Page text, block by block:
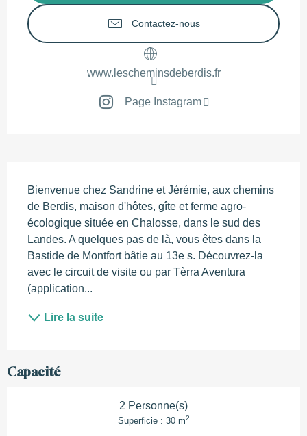
Contactez-nous
www.lescheminsdeberdis.fr
Page Instagram
Bienvenue chez Sandrine et Jérémie, aux chemins
de Berdis, maison d'hôtes, gîte et ferme agro-
écologique située en Chalosse, dans le sud des
Landes. A quelques pas de là, vous êtes dans la
Bastide de Montfort bâtie au 13e s. Découvrez-la
avec le circuit de visite ou par Tèrra Aventura
(application...
Lire la suite
Capacité
2 Personne(s)
Superficie : 30 m2